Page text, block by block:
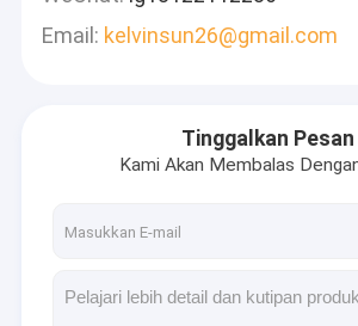
Email: kelvinsun26@gmail.com
Tinggalkan Pesan
Kami Akan Membalas